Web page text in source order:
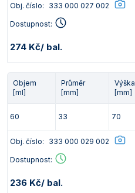
Obj. číslo: 333 000 027 002
Dostupnost:
274 Kč/ bal.
Objem
[ml]
Průměr
[mm]
Výška
[mm]
60 33 70
Obj. číslo: 333 000 029 002
Dostupnost:
236 Kč/ bal.